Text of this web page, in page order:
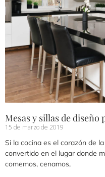
Mesas y sillas de diseño
15 de marzo de 2019
Si la cocina es el corazón de
convertido en el lugar donde
comemos, cenamos,